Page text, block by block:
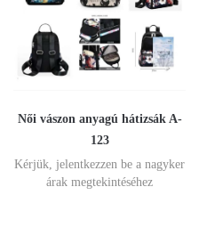
Női vászon anyagú hátizsák A-
123
Kérjük, jelentkezzen be a nagyker
árak megtekintéséhez